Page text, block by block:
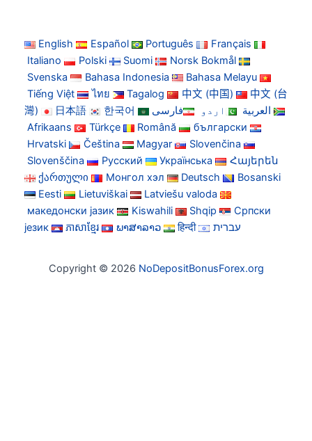
English Español Português
Français
Italiano
Polski Suomi
Norsk Bokmål
Svenska
Bahasa Indonesia
Bahasa Melayu
Tiếng Việt
ไทย Tagalog 中文 (中国)
中文 (台
灣)
日本語 한국어 العربية اردو
فارسی
Afrikaans
Türkçe Română
български
Hrvatski
Čeština Magyar
Slovenčina
Slovenščina
Русский Українська
Հայերեն
ქართული
Монгол хэл Deutsch
Bosanski
Eesti
Lietuviškai
Latviešu valoda
македонски јазик
Kiswahili Shqip
Српски
језик
ភាសាខ្មែរ ພາສາລາວ हिन्दी עברית
Copyright © 2026 NoDepositBonusForex.org